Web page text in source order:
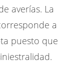
averías. La
a
puesto que